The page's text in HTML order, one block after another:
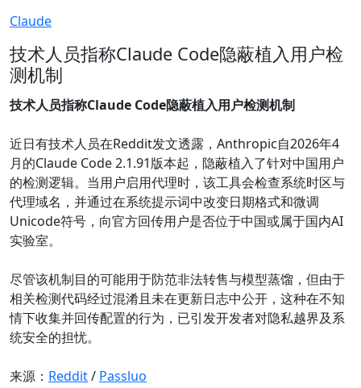
Claude
技术人员指称Claude Code隐蔽植入用户检
测机制
技术人员指称Claude Code隐蔽植入用户检测机制
近日有技术人员在Reddit发文透露，Anthropic自2026年4
月的Claude Code 2.1.91版本起，隐蔽植入了针对中国用户
的检测逻辑。当用户启用代理时，该工具会检查系统时区与
代理域名，并通过在系统提示词中改变日期格式和微调
Unicode符号，向官方回传用户是否位于中国或属于国内AI
实验室。
尽管该机制目的可能用于防范非法转售与模型蒸馏，但由于
相关检测代码经过混淆且未在更新日志中公开，这种在不知
情下收集并回传配置的行为，已引发开发者对隐私越界及系
统安全的担忧。
来源： Reddit/ Passluo